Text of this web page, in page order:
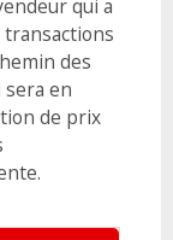
qui a
des
sera en
de prix